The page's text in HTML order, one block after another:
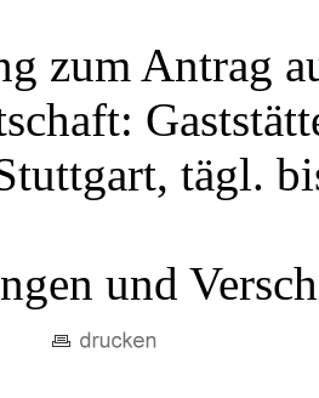
zum Antrag
tägl.
und